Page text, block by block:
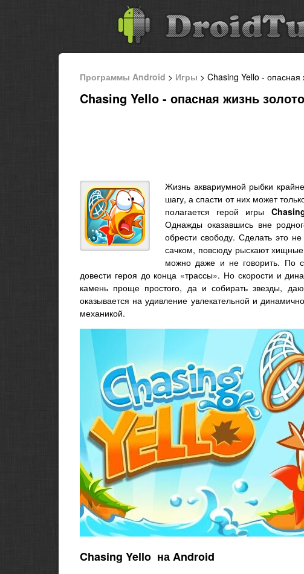
Программы Android > Игры > Chasing Yello -
Chasing Yello - опасная жизнь
Жизнь аквариумной рыбки
шагу, а спасти от них может
полагается герой игры
Однажды оказавшись вне
обрести свободу. Сделать это
сачком, повсюду рыскают
можно даже и не говорить. По
довести героя до конца «трассы». Но скорости и
камень проще простого, да и собирать звезды,
оказывается на удивление увлекательной и
механикой.
Chasing Yello на Android